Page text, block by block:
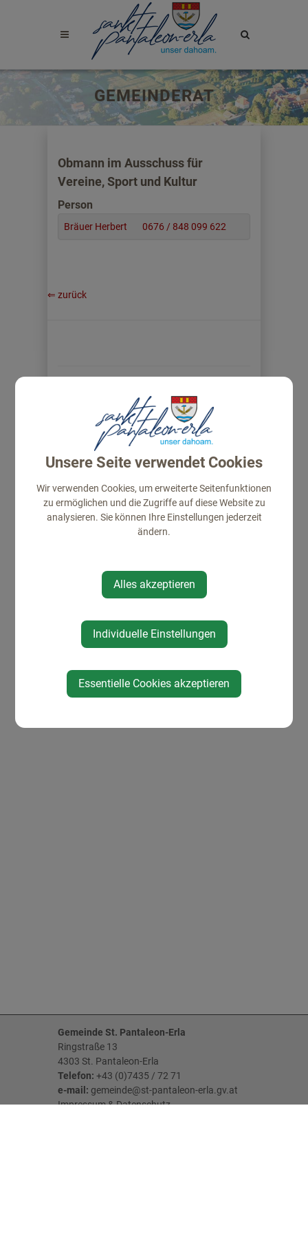
Site
GEMEINDERAT
Obmann im Ausschuss für
Vereine, Sport und Kultur
Person
Bräuer Herbert 0676 / 848 099 622
⇐ zurück
Gemeindeamt
Amtstafel
Projekte
Politik
Über die Gemeinde
Ortsplan
Gemeinde St. Pantaleon-Erla
Ringstraße 13
4303 St. Pantaleon-Erla
Telefon: +43 (0)7435 / 72 71
e-mail: gemeinde@st-pantaleon-erla.gv.at
Impressum&Datenschutz
Unsere Seite verwendet Cookies
Wir verwenden Cookies, um erweiterte Seitenfunktionen
zu ermöglichen und die Zugriffe auf diese Website zu
analysieren. Sie können Ihre Einstellungen jederzeit
ändern.
Alles akzeptieren
Individuelle Einstellungen
Essentielle Cookies akzeptieren